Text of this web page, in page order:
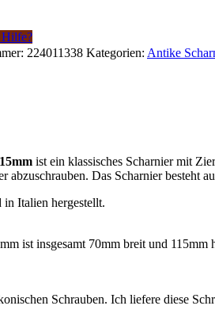
Hilfe?
224011338 Kategorien: Antike
ist ein klassisches Scharnier mit
abzuschrauben. Das Scharnier besteht
Italien hergestellt.
ist insgesamt 70mm breit und
Schrauben. Ich liefere diese